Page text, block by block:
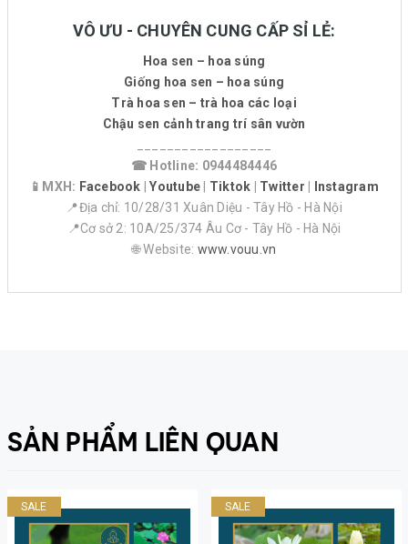
VÔ ƯU - CHUYÊN CUNG CẤP SỈ LẺ:
Hoa sen – hoa súng
Giống hoa sen – hoa súng
Trà hoa sen – trà hoa các loại
Chậu sen cảnh trang trí sân vườn
☎ Hotline: 0944484446
📱MXH: Facebook |Youtube Tiktok Twitter
Instagram
📍Địa chỉ: 10/28/31 Xuân Diệu - Tây Hồ - Hà Nội
📍Cơ sở 2: 10A/25/374 Âu Cơ - Tây Hồ - Hà Nội
🌐 Website: www.vouu.vn
SẢN PHẨM LIÊN QUAN
SALE SALE